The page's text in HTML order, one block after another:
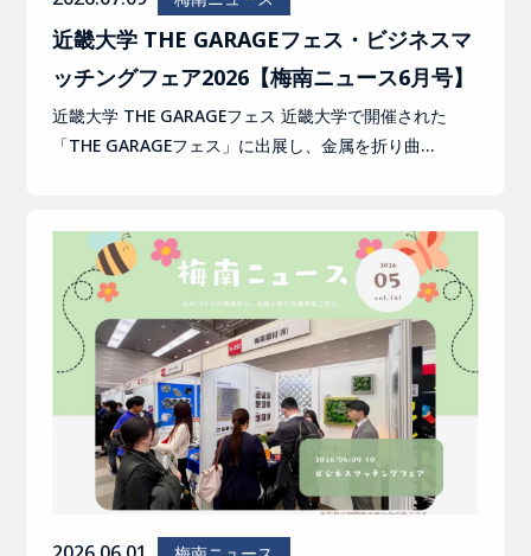
近畿大学 THE GARAGEフェス・ビジネスマ
ッチングフェア2026【梅南ニュース6月号】
近畿大学 THE GARAGEフェス 近畿大学で開催された
「THE GARAGEフェス」に出展し、金属を折り曲…